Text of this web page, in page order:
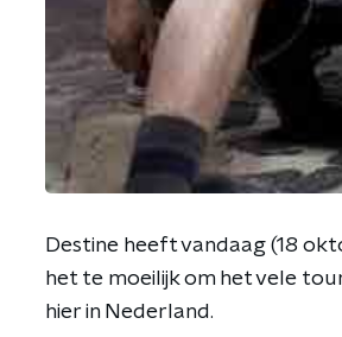
Destine heeft vandaag (18
het te moeilijk om het vele
hier in Nederland.